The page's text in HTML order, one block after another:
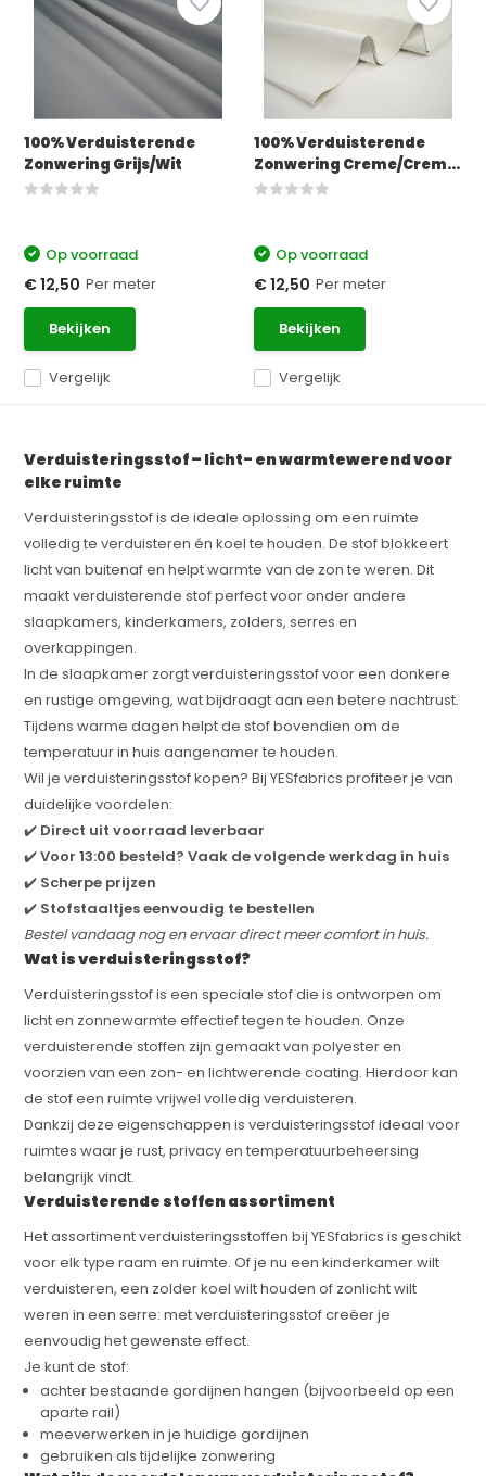
100% Verduisterende
Zonwering Grijs/Wit
Vergelijk
Op voorraad
€ 12,50 Per meter
Bekijken
100% Verduisterende
Zonwering Creme/Crem...
Vergelijk
Op voorraad
€ 12,50 Per meter
Bekijken
Verduisteringsstof – licht- en warmtewerend voor
elke ruimte
Verduisteringsstof is de ideale oplossing om een ruimte
volledig te verduisteren én koel te houden. De stof blokkeert
licht van buitenaf en helpt warmte van de zon te weren. Dit
maakt verduisterende stof perfect voor onder andere
slaapkamers, kinderkamers, zolders, serres en
overkappingen.
In de slaapkamer zorgt verduisteringsstof voor een donkere
en rustige omgeving, wat bijdraagt aan een betere nachtrust.
Tijdens warme dagen helpt de stof bovendien om de
temperatuur in huis aangenamer te houden.
Wil je verduisteringsstof kopen? Bij YESfabrics profiteer je van
duidelijke voordelen:
✔️ Direct uit voorraad leverbaar
✔️Voor 13:00 besteld? Vaak de volgende werkdag in huis
✔️ Scherpe prijzen
✔️ Stofstaaltjes eenvoudig te bestellen
Bestel vandaag nog en ervaar direct meer comfort in huis.
Wat is verduisteringsstof?
Verduisteringsstof is een speciale stof die is ontworpen om
licht en zonnewarmte effectief tegen te houden. Onze
verduisterende stoffen zijn gemaakt van polyester en
voorzien van een zon- en lichtwerende coating. Hierdoor kan
de stof een ruimte vrijwel volledig verduisteren.
Dankzij deze eigenschappen is verduisteringsstof ideaal voor
ruimtes waar je rust, privacy en temperatuurbeheersing
belangrijk vindt.
Verduisterende stoffen assortiment
Het assortiment verduisteringsstoffen bij YESfabrics is geschikt
voor elk type raam en ruimte. Of je nu een kinderkamer wilt
verduisteren, een zolder koel wilt houden of zonlicht wilt
weren in een serre: met verduisteringsstof creëer je
eenvoudig het gewenste effect.
Je kunt de stof:
achter bestaande gordijnen hangen (bijvoorbeeld op een
aparte rail)
meeverwerken in je huidige gordijnen
gebruiken als tijdelijke zonwering